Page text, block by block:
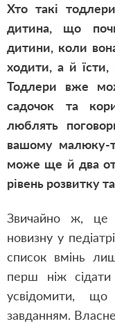
Хто такі
дитина, що
дитини, коли
ходити, а й їсти,
Тодлери вже
садочок та
люблять
вашому
може ще й два от
рівень розвитку
Звичайно ж, це
новизну у
список вмінь
перш ніж
усвідомити,
завданням.